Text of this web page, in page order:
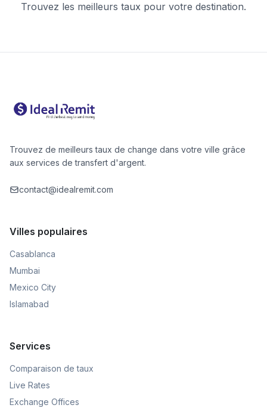
Trouvez les meilleurs taux pour votre destination.
Trouvez de meilleurs taux de change dans votre ville grâce
aux services de transfert d'argent.
contact@idealremit.com
Villes populaires
Casablanca
Mumbai
Mexico City
Islamabad
Services
Comparaison de taux
Live Rates
Exchange Offices